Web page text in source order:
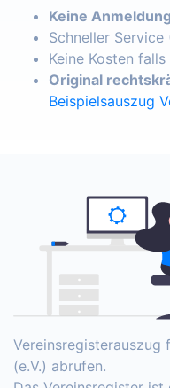
Keine
Schneller
Keine Kosten
Original
Beispielsauszug
Vereinsregisterauszug
(e.V.) abrufen.